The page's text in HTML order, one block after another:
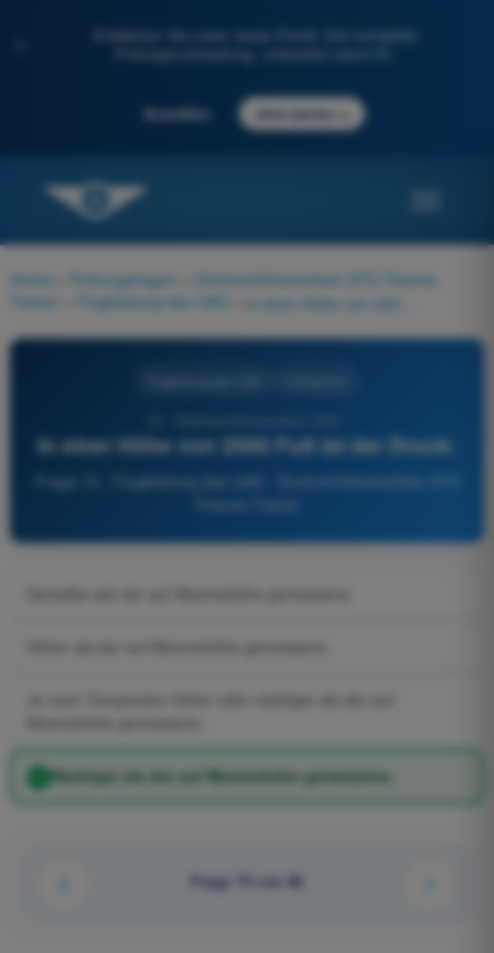
Entdecken Sie unser neues Portal: Ihre komplette
Prüfungsvorbereitung, unterstützt durch KI.
Anmelden Jetzt starten
Home Prüfungsfragen
Drohnenführerschein STS Theorie-
Trainer
Flugleistung des UAS
In einer Höhe von 2000 Fuß ist der Druck:
Frage 74 - Flugleistung des UAS - Drohnenführerschein STS
Niedriger als der auf Meereshöhe gemessene.
Frage 74 von 82